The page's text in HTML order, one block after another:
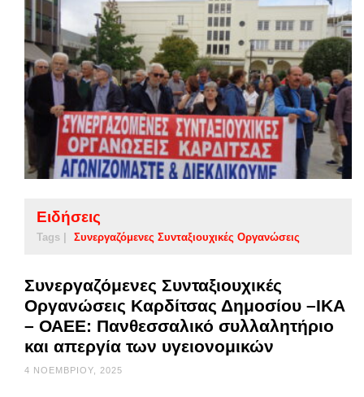
Ειδήσεις
Tags | Συνεργαζόμενες Συνταξιουχικές Οργανώσεις
Συνεργαζόμενες Συνταξιουχικές
Οργανώσεις Καρδίτσας Δημοσίου –ΙΚΑ
– ΟΑΕΕ: Πανθεσσαλικό συλλαλητήριο
και απεργία των υγειονομικών
4 ΝΟΕΜΒΡΊΟΥ, 2025